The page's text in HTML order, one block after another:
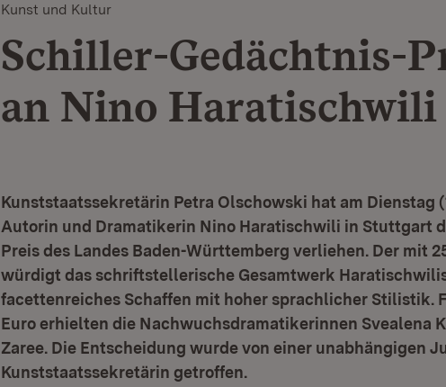
Kunst und Kultur
Schiller-Gedächtnis-
an Nino Haratischwili
Kunststaatssekretärin Petra Olschowski hat am Dienstag
Autorin und Dramatikerin Nino Haratischwili in Stuttgart
Preis des Landes Baden-Württemberg verliehen. Der mit
würdigt das schriftstellerische Gesamtwerk
facettenreiches Schaffen mit hoher sprachlicher Stilistik.
Euro erhielten die Nachwuchsdramatikerinnen Svealena
Zaree. Die Entscheidung wurde von einer unabhängigen
Kunststaatssekretärin getroffen.